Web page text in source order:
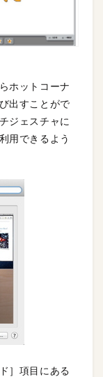
ホットコーナ
出すことがで
ジェスチャに
用できるよう
］項目にある